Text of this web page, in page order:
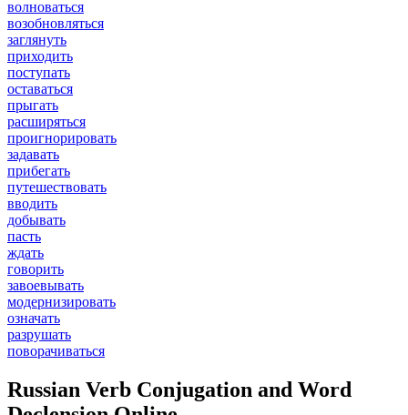
волноваться
возобновляться
заглянуть
приходить
поступать
оставаться
прыгать
расширяться
проигнорировать
задавать
прибегать
путешествовать
вводить
добывать
пасть
ждать
говорить
завоевывать
модернизировать
означать
разрушать
поворачиваться
Russian Verb Conjugation and Word